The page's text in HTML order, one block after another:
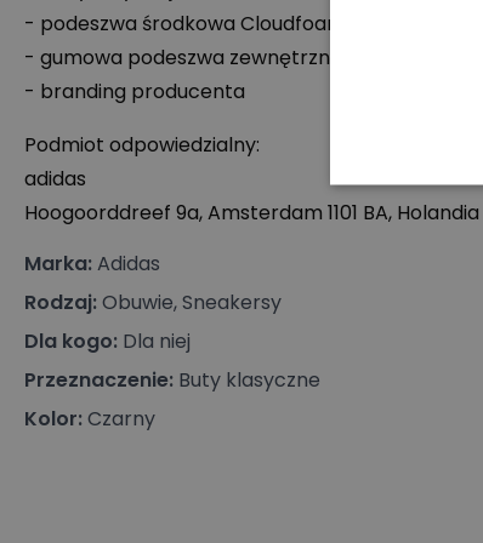
- podeszwa środkowa Cloudfoam
- gumowa podeszwa zewnętrzna Adiwear
- branding producenta
Podmiot odpowiedzialny:
adidas
Hoogoorddreef 9a, Amsterdam 1101 BA, Holandia
Marka:Adidas
Rodzaj:Obuwie, Sneakersy
Dla kogo: Dla niej
Przeznaczenie: Buty klasyczne
Kolor:Czarny